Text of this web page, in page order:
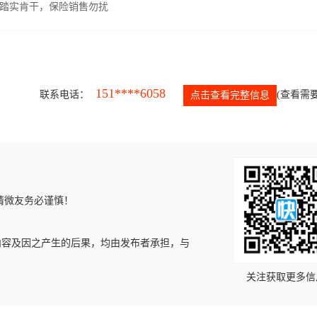
实肯干，保险销售勿扰
联系电话： 151****6058 点击查看完整信息 (查看需
友务必谨慎！
及因之产生的后果，均由发布者承担，与
关注获取更多